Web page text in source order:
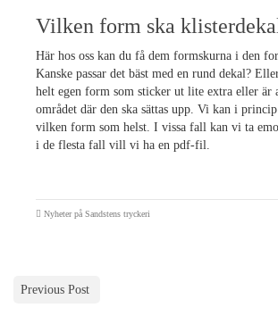
Vilken form ska
Här hos oss kan du få dem formskurna i den
Kanske passar det bäst med en rund dekal?
helt egen form som sticker ut lite extra eller är
området där den ska sättas upp. Vi kan i
vilken form som helst. I vissa fall kan vi ta
i de flesta fall vill vi ha en pdf-fil.
Nyheter på Sandstens tryckeri
Previous Post